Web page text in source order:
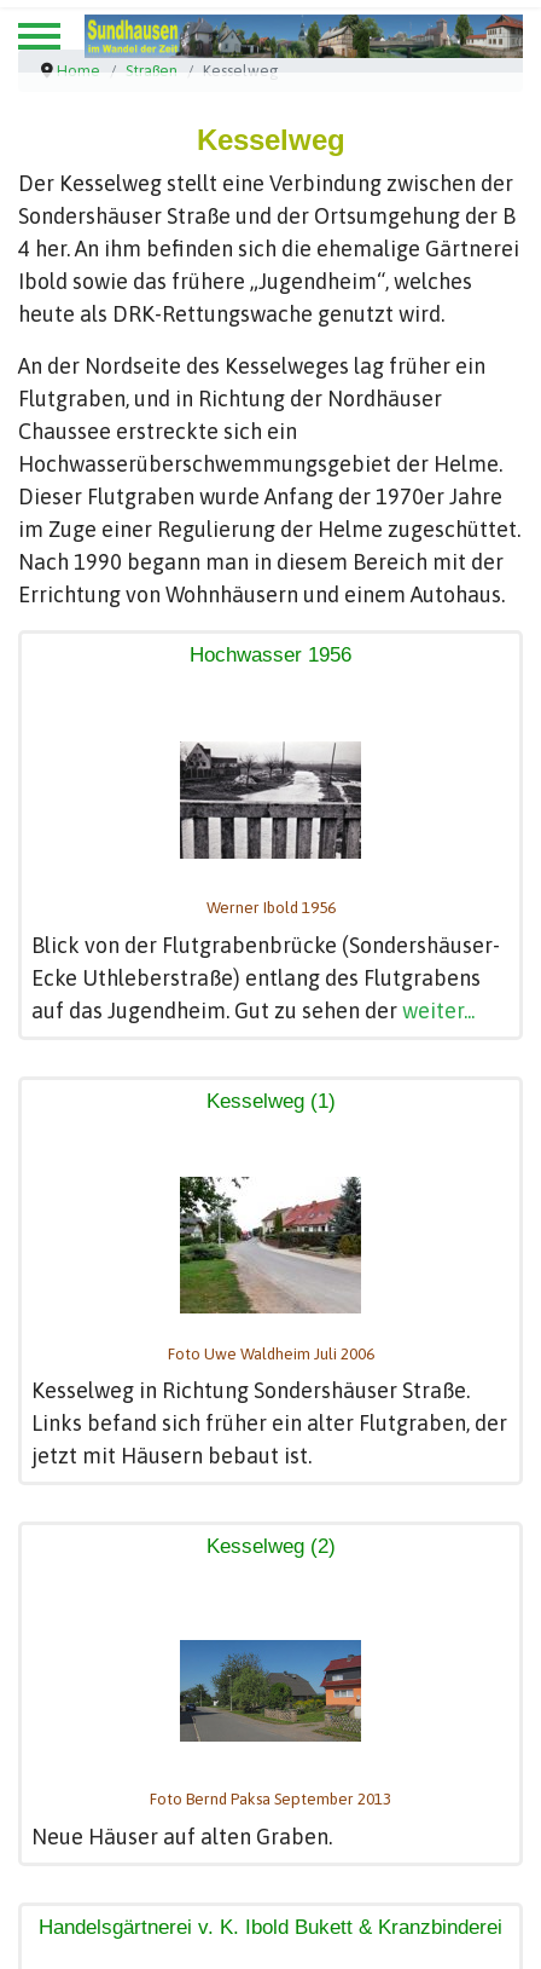
Home Straßen Kesselweg
Kesselweg
Der Kesselweg stellt eine Verbindung zwischen der
Sondershäuser Straße und der Ortsumgehung der B
4 her. An ihm befinden sich die ehemalige Gärtnerei
Ibold sowie das frühere „Jugendheim“, welches
heute als DRK-Rettungswache genutzt wird.
An der Nordseite des Kesselweges lag früher ein
Flutgraben, und in Richtung der Nordhäuser
Chaussee erstreckte sich ein
Hochwasserüberschwemmungsgebiet der Helme.
Dieser Flutgraben wurde Anfang der 1970er Jahre
im Zuge einer Regulierung der Helme zugeschüttet.
Nach 1990 begann man in diesem Bereich mit der
Errichtung von Wohnhäusern und einem Autohaus.
Hochwasser 1956
Werner Ibold 1956
Blick von der Flutgrabenbrücke (Sondershäuser-
Ecke Uthleberstraße) entlang des Flutgrabens
auf das Jugendheim. Gut zu sehen derweiter...
Kesselweg (1)
Foto Uwe Waldheim Juli 2006
Kesselweg in Richtung Sondershäuser Straße.
Links befand sich früher ein alter Flutgraben, der
jetzt mit Häusern bebaut ist.
Kesselweg (2)
Foto Bernd Paksa September 2013
Neue Häuser auf alten Graben.
Handelsgärtnerei v. K. Ibold Bukett & Kranzbinderei